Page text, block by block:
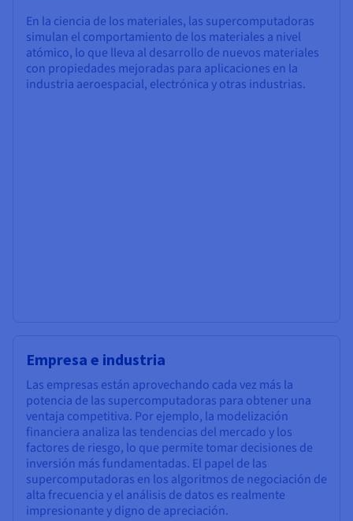
En la ciencia de los materiales, las supercomputadoras
simulan el comportamiento de los materiales a nivel
atómico, lo que lleva al desarrollo de nuevos materiales
con propiedades mejoradas para aplicaciones en la
industria aeroespacial, electrónica y otras industrias.
Empresa e industria
Las empresas están aprovechando cada vez más la
potencia de las supercomputadoras para obtener una
ventaja competitiva. Por ejemplo, la modelización
financiera analiza las tendencias del mercado y los
factores de riesgo, lo que permite tomar decisiones de
inversión más fundamentadas. El papel de las
supercomputadoras en los algoritmos de negociación de
alta frecuencia y el análisis de datos es realmente
impresionante y digno de apreciación.